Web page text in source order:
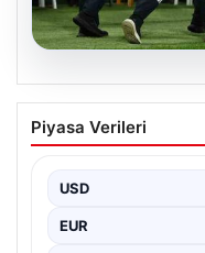
05.08.2026
Almanya temsilcisi
Mücadele…
Piyasa Verileri
USD
EUR